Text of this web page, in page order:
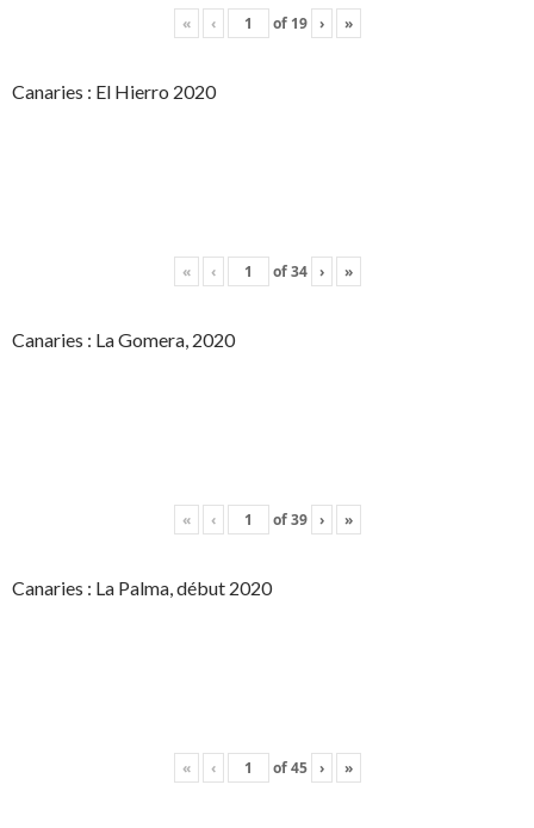
« ‹ of 19 › »
Canaries : El Hierro 2020
« ‹ of34 › »
Canaries : La Gomera, 2020
« ‹ of39 › »
Canaries : La Palma, début 2020
« ‹ of45 › »